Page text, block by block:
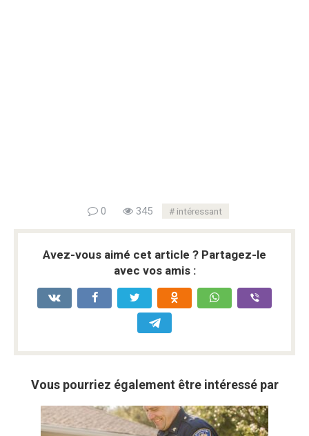
0 345 intéressant
Avez-vous aimé cet article ? Partagez-le
avec vos amis :
Vous pourriez également être intéressé par